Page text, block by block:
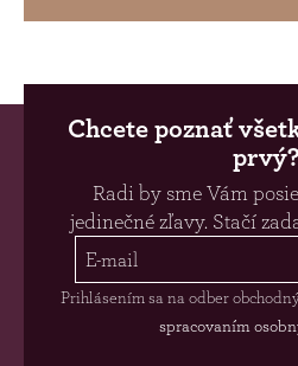
Chcete poznať
prvý?
Radi by sme Vám
jedinečné zľavy. Stačí
Prihlásením sa na odber
spracovaním